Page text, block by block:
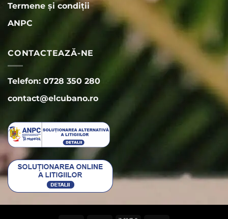
Termene și condiții
ANPC
CONTACTEAZĂ-NE
Telefon: 0728 350 280
contact@elcubano.ro